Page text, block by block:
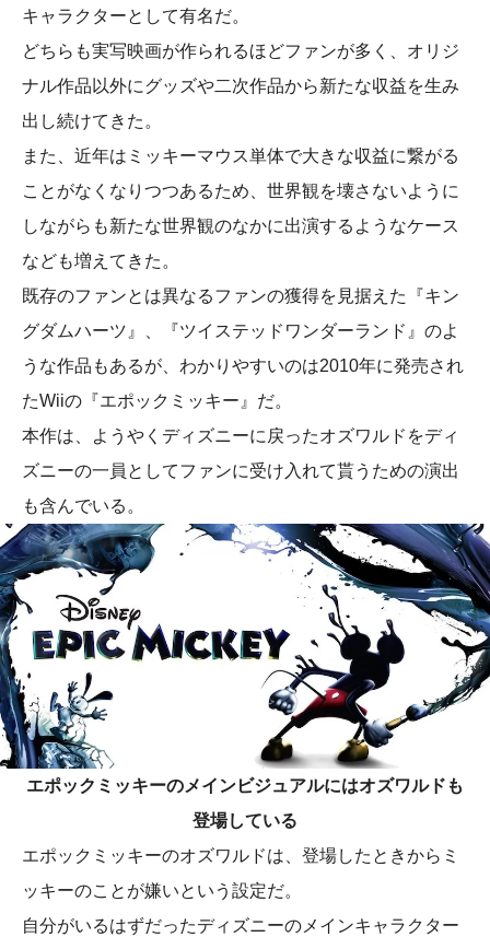
キャラクターとして有名だ。
どちらも実写映画が作られるほどファンが多く、オリジ
ナル作品以外にグッズや二次作品から新たな収益を生み
出し続けてきた。
また、近年はミッキーマウス単体で大きな収益に繋がる
ことがなくなりつつあるため、世界観を壊さないように
しながらも新たな世界観のなかに出演するようなケース
なども増えてきた。
既存のファンとは異なるファンの獲得を見据えた『キン
グダムハーツ』、『ツイステッドワンダーランド』のよ
うな作品もあるが、わかりやすいのは2010年に発売され
たWiiの『エポックミッキー』だ。
本作は、ようやくディズニーに戻ったオズワルドをディ
ズニーの一員としてファンに受け入れて貰うための演出
も含んでいる。
エポックミッキーのメインビジュアルにはオズワルドも
登場している
エポックミッキーのオズワルドは、登場したときからミ
ッキーのことが嫌いという設定だ。
自分がいるはずだったディズニーのメインキャラクター